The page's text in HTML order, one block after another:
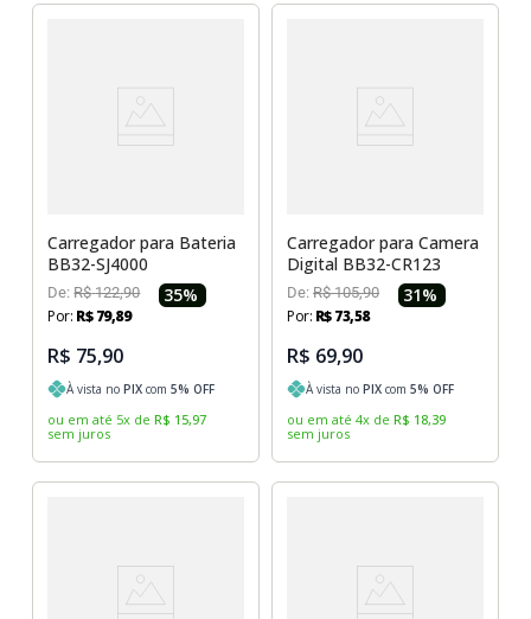
Carregador para Bateria
BB32-SJ4000
De:R$ 122,90 35%
Por: R$ 79,89
R$ 75,90
À vista noPIX com5% OFF
ou em até 5x de R$ 15,97
sem juros
Carregador para Camera
Digital BB32-CR123
De: R$ 105,90 31%
Por: R$73,58
R$ 69,90
À vista no PIX com 5% OFF
ou em até 4x de R$ 18,39
sem juros